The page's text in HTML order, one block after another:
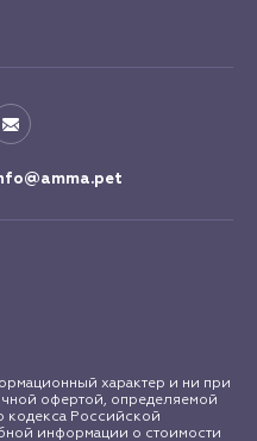
характер и ни при
офертой, определяемой
кодекса Российской
информации о стоимости